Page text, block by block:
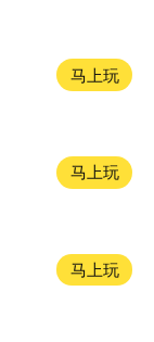
马上玩
马上玩
马上玩